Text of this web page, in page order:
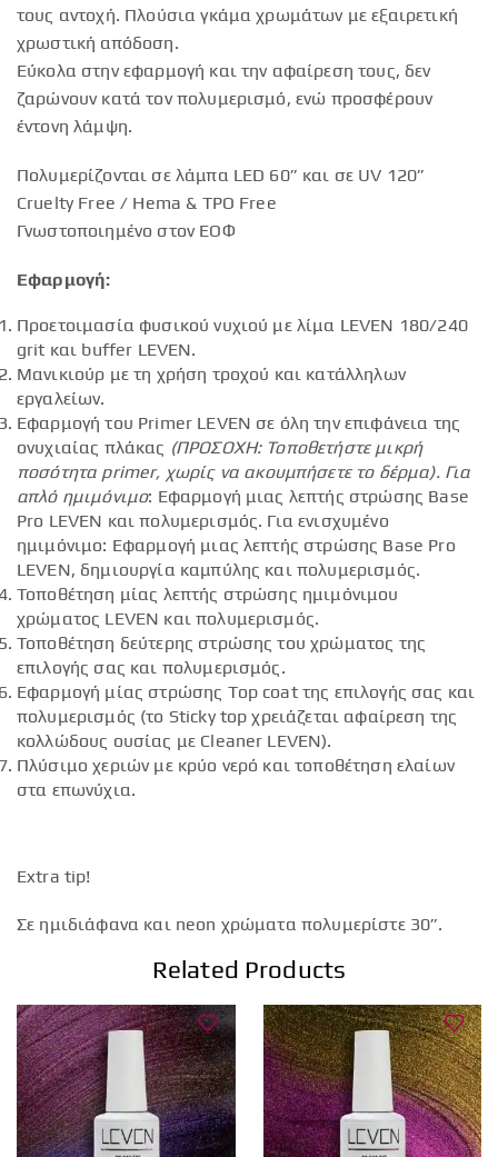
τους αντοχή. Πλούσια γκάμα χρωμάτων με εξαιρετική
χρωστική απόδοση.
Εύκολα στην εφαρμογή και την αφαίρεση τους, δεν
ζαρώνουν κατά τον πολυμερισμό, ενώ προσφέρουν
έντονη λάμψη.
Πολυμερίζονται σε λάμπα LED 60” και σε UV 120”
Cruelty Free / Hema & TPO Free
Γνωστοποιημένο στον ΕΟΦ
Εφαρμογή:
Προετοιμασία φυσικού νυχιού με λίμα LEVEN 180/240
grit και buffer LEVEN.
Μανικιούρ με τη χρήση τροχού και κατάλληλων
εργαλείων.
Εφαρμογή του Primer LEVEN σε όλη την επιφάνεια της
ονυχιαίας πλάκας (ΠΡΟΣΟΧΗ: Τοποθετήστε μικρή
ποσότητα primer, χωρίς να ακουμπήσετε το δέρμα).Για
απλό ημιμόνιμο: Εφαρμογή μιας λεπτής στρώσης Base
Pro LEVEN και πολυμερισμός. Για ενισχυμένο
ημιμόνιμο: Εφαρμογή μιας λεπτής στρώσης Base Pro
LEVEN, δημιουργία καμπύλης και πολυμερισμός.
Τοποθέτηση μίας λεπτής στρώσης ημιμόνιμου
χρώματος LEVEN και πολυμερισμός.
Τοποθέτηση δεύτερης στρώσης του χρώματος της
επιλογής σας και πολυμερισμός.
Εφαρμογή μίας στρώσης Top coat της επιλογής σας και
πολυμερισμός (το Sticky top χρειάζεται αφαίρεση της
κολλώδους ουσίας με Cleaner LEVEN).
Πλύσιμο χεριών με κρύο νερό και τοποθέτηση ελαίων
στα επωνύχια.
Extra tip!
Σε ημιδιάφανα και neon χρώματα πολυμερίστε 30”.
Related Products